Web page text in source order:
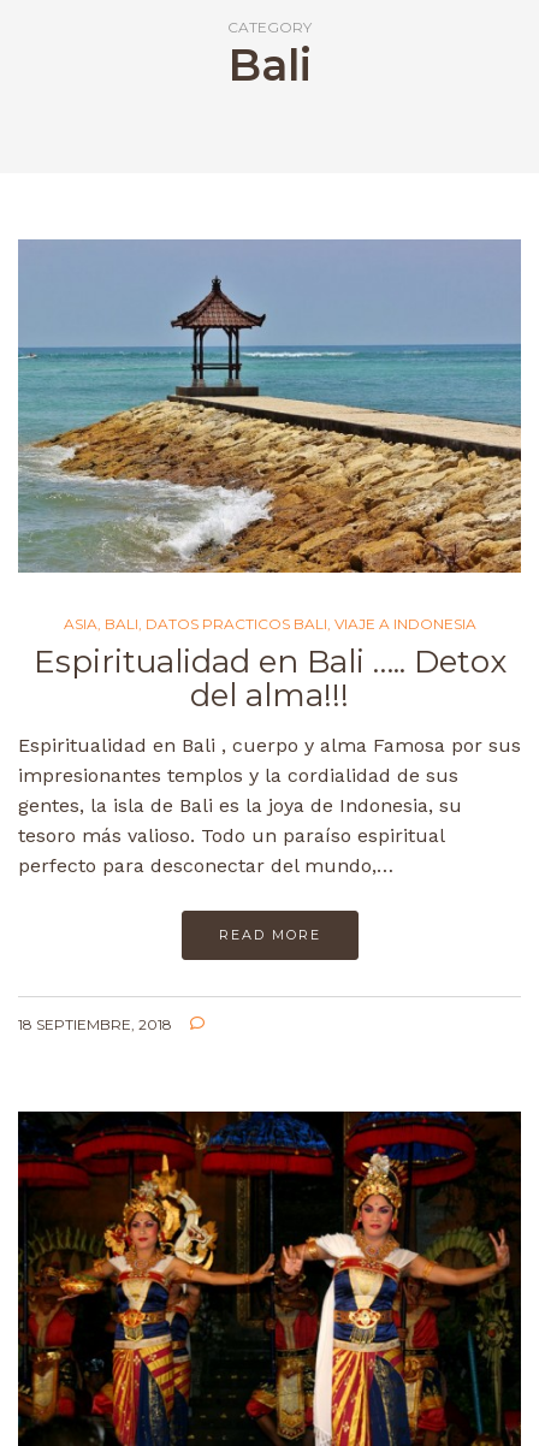
CATEGORY
Bali
ASIA BALI DATOS PRACTICOS BALI VIAJE A INDONESIA
Espiritualidad en Bali ….. Detox
del alma!!!
Espiritualidad en Bali , cuerpo y alma Famosa por sus
impresionantes templos y la cordialidad de sus
gentes, la isla de Bali es la joya de Indonesia, su
tesoro más valioso. Todo un paraíso espiritual
perfecto para desconectar del mundo,…
READ MORE
18 SEPTIEMBRE, 2018